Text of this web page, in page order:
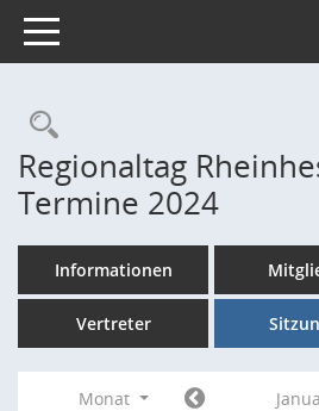
Toggle navigation
Rechercheauswahl
Regionaltag
Termine 2024
Informationen
Vertreter
Monat